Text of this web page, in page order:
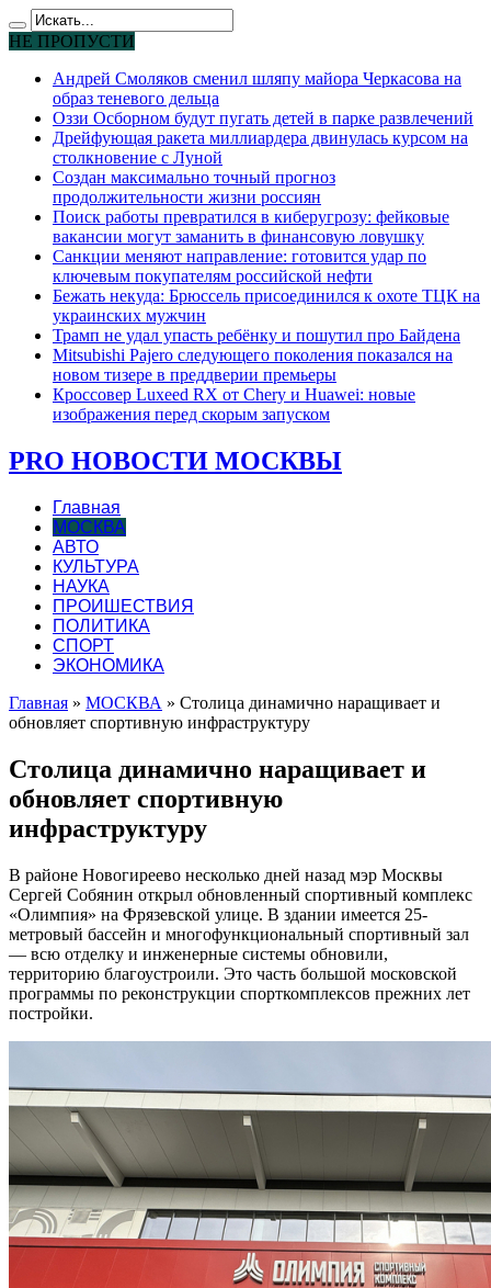
НЕ ПРОПУСТИ
Андрей Смоляков сменил шляпу майора Черкасова на
образ теневого дельца
Оззи Осборном будут пугать детей в парке развлечений
Дрейфующая ракета миллиардера двинулась курсом на
столкновение с Луной
Создан максимально точный прогноз
продолжительности жизни россиян
Поиск работы превратился в киберугрозу: фейковые
вакансии могут заманить в финансовую ловушку
Санкции меняют направление: готовится удар по
ключевым покупателям российской нефти
Бежать некуда: Брюссель присоединился к охоте ТЦК на
украинских мужчин
Трамп не удал упасть ребёнку и пошутил про Байдена
Mitsubishi Pajero следующего поколения показался на
новом тизере в преддверии премьеры
Кроссовер Luxeed RX от Chery и Huawei: новые
изображения перед скорым запуском
PRO НОВОСТИ МОСКВЫ
Главная
МОСКВА
АВТО
КУЛЬТУРА
НАУКА
ПРОИШЕСТВИЯ
ПОЛИТИКА
СПОРТ
ЭКОНОМИКА
Главная » МОСКВА » Столица динамично наращивает и
обновляет спортивную инфраструктуру
Столица динамично наращивает и
обновляет спортивную
инфраструктуру
В районе Новогиреево несколько дней назад мэр Москвы
Сергей Собянин открыл обновленный спортивный комплекс
«Олимпия» на Фрязевской улице. В здании имеется 25-
метровый бассейн и многофункциональный спортивный зал
— всю отделку и инженерные системы обновили,
территорию благоустроили. Это часть большой московской
программы по реконструкции спорткомплексов прежних лет
постройки.